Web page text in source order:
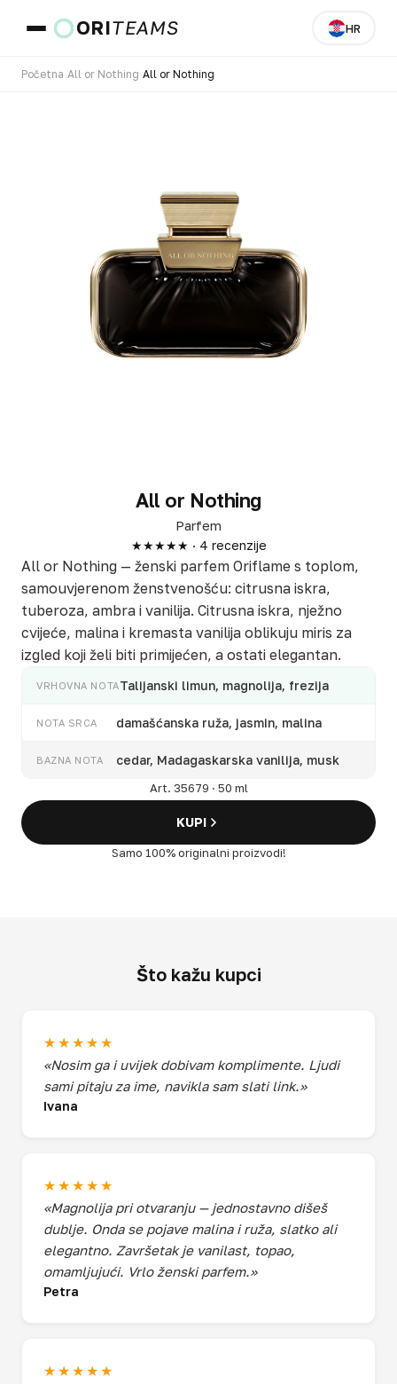
ORITEAMS HR
Početna All or Nothing All or Nothing
All or Nothing
Parfem
★★★★★ · 4 recenzije
All or Nothing — ženski parfem Oriflame s toplom,
samouvjerenom ženstvenošću: citrusna iskra,
tuberoza, ambra i vanilija. Citrusna iskra, nježno
cvijeće, malina i kremasta vanilija oblikuju miris za
izgled koji želi biti primijećen, a ostati elegantan.
VRHOVNA NOTATalijanski limun, magnolija, frezija
NOTA SRCA damašćanska ruža, jasmin, malina
BAZNA NOTA cedar, Madagaskarska vanilija, musk
Art. 35679 · 50 ml
KUPI
Samo 100% originalni proizvodi!
Što kažu kupci
★★★★★
«Nosim ga i uvijek dobivam komplimente. Ljudi
sami pitaju za ime, navikla sam slati link.»
Ivana
★★★★★
«Magnolija pri otvaranju — jednostavno dišeš
dublje. Onda se pojave malina i ruža, slatko ali
elegantno. Završetak je vanilast, topao,
omamljujući. Vrlo ženski parfem.»
Petra
★★★★★